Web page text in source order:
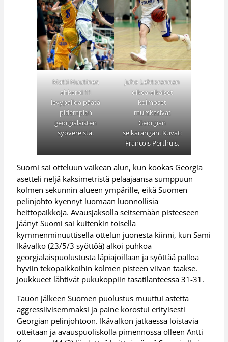
Matti Nuutinen
ahkeroi 11
levypalloa päätä
pidempien
georgialaisten
syövereistä.
Juho Lehtorannan
oikea-aikaiset
kolmoset
murskasivat
Georgian
selkärangan. Kuvat:
Francois Perthuis.
Suomi sai otteluun vaikean alun, kun kookas Georgia
asetteli neljä kaksimetristä pelaajaansa sumppuun
kolmen sekunnin alueen ympärille, eikä Suomen
pelinjohto kyennyt luomaan luonnollisia
heittopaikkoja. Avausjaksolla seitsemään pisteeseen
jäänyt Suomi sai kuitenkin toisella
kymmenminuuttisella ottelun juonesta kiinni, kun Sami
Ikävalko (23/5/3 syöttöä) alkoi puhkoa
georgialaispuolustusta läpiajoillaan ja syöttää palloa
hyviin tekopaikkoihin kolmen pisteen viivan taakse.
Joukkueet lähtivät pukukoppiin tasatilanteessa 31-31.
Tauon jälkeen Suomen puolustus muuttui astetta
aggressiivisemmaksi ja paine korostui erityisesti
Georgian pelinjohtoon. Ikävalkon jatkaessa loistavia
otteitaan ja avauspuoliskolla pimennossa olleen Antti